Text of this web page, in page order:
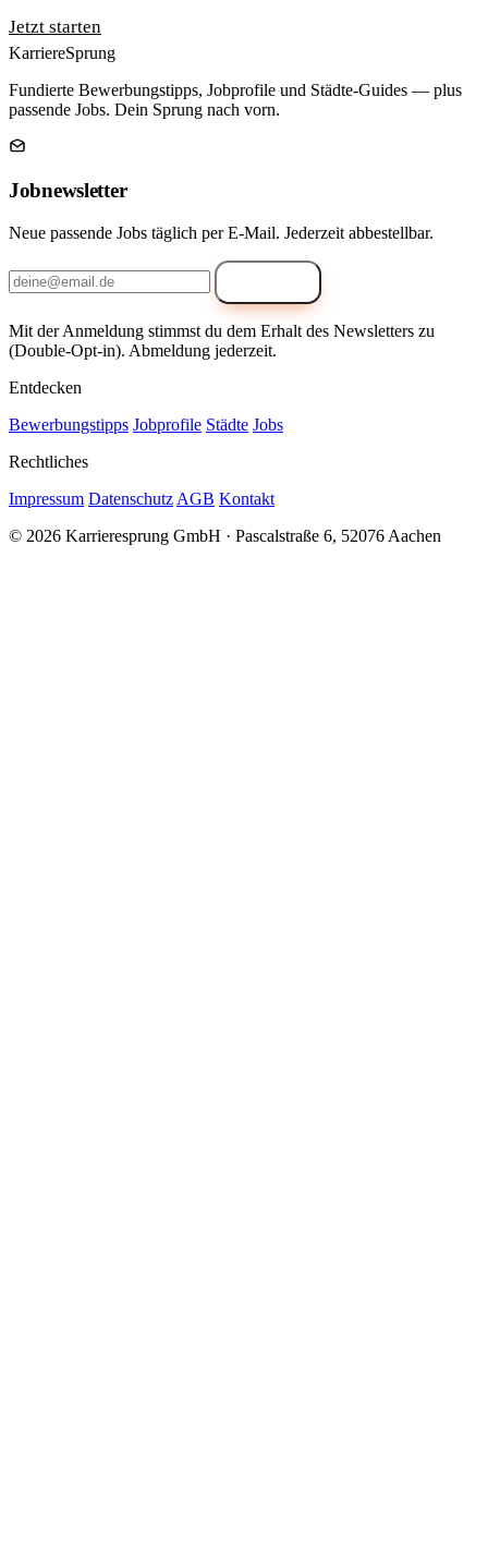
Jetzt starten
KarriereSprung
Fundierte Bewerbungstipps, Jobprofile und Städte-Guides — plus
passende Jobs. Dein Sprung nach vorn.
Jobnewsletter
Neue passende Jobs täglich per E-Mail. Jederzeit abbestellbar.
Mit der Anmeldung stimmst du dem Erhalt des Newsletters zu
(Double-Opt-in). Abmeldung jederzeit.
Entdecken
Bewerbungstipps Jobprofile Städte Jobs
Rechtliches
Impressum Datenschutz AGB Kontakt
© 2026 Karrieresprung GmbH · Pascalstraße 6, 52076 Aachen